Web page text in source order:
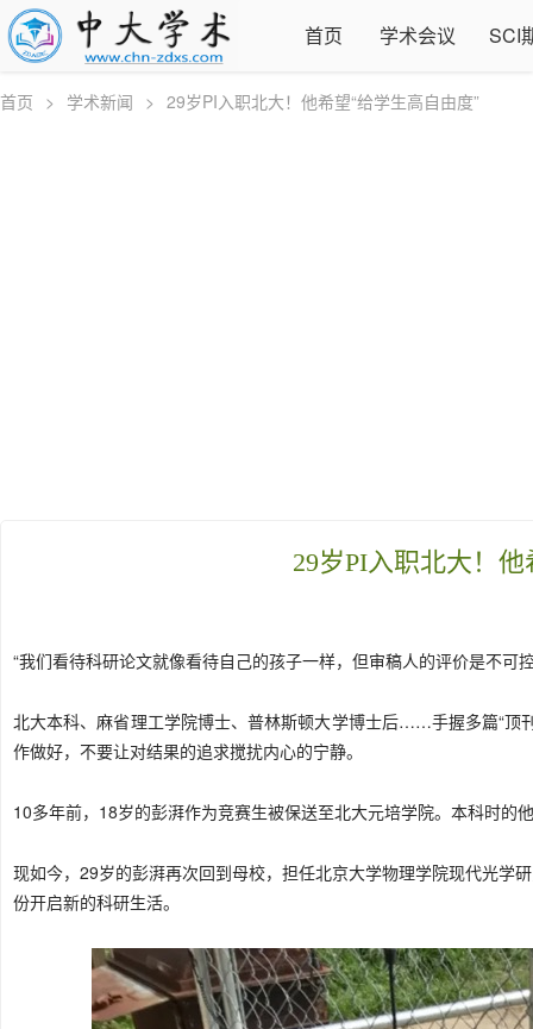
首页 学术会议 SCI
首页 > 学术新闻 > 29岁PI入职北大！他希望“给学生高自由度”
29岁PI入职北大！
“我们看待科研论文就像看待自己的孩子一样，但审稿人的评价是不
北大本科、麻省理工学院博士、普林斯顿大学博士后……手握多篇“顶
作做好，不要让对结果的追求搅扰内心的宁静。
10多年前，18岁的彭湃作为竞赛生被保送至北大元培学院。本科时
现如今，29岁的彭湃再次回到母校，担任北京大学物理学院现代光学
份开启新的科研生活。